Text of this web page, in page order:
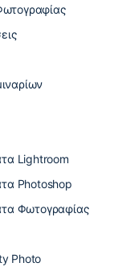
Lightroom
Photoshop
Φωτογραφίας
Photo